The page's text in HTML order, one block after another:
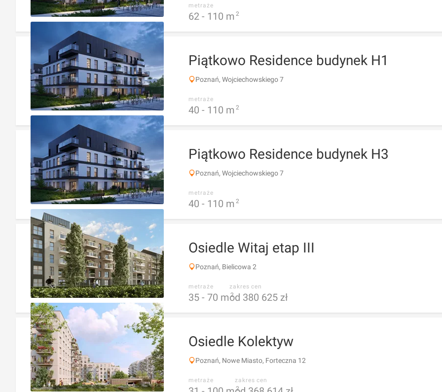
metraże
62 - 110 m 2
Piątkowo Residence budynek H1
Poznań, Wojciechowskiego 7
metraże
40 - 110 m 2
Piątkowo Residence budynek H3
Poznań, Wojciechowskiego 7
metraże
40 - 110 m 2
Osiedle Witaj etap III
Poznań, Bielicowa 2
metraże
35 - 70 m 2
zakres cen
od 380 625 zł
Osiedle Kolektyw
Poznań, Nowe Miasto, Forteczna 12
metraże
2
zakres cen